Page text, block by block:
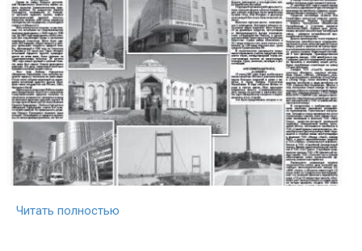
Читать полностью